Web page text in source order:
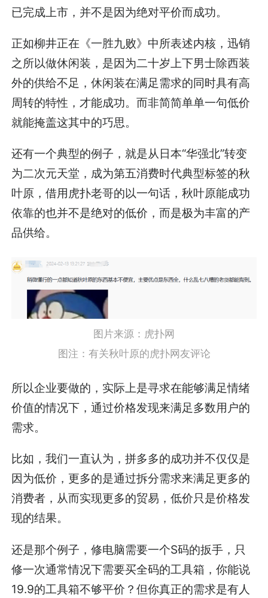
已完成上市，并不是因为绝对平价而成功。
正如柳井正在 《一胜九败》 中所表述内核，迅销
之所以做休闲装，是因为二十岁上下男士除西装
外的供给不足，休闲装在满足需求的同时具有高
周转的特性，才能成功。而非简简单单一句低价
就能掩盖这其中的巧思。
还有一个典型的例子，就是从日本“华强北”转变
为二次元天堂，成为第五消费时代典型标签的秋
叶原，借用虎扑老哥的以一句话，秋叶原能成功
依靠的也并不是绝对的低价，而是极为丰富的产
品供给。
图片来源：虎扑网
图注：有关秋叶原的虎扑网友评论
所以企业要做的，实际上是寻求在能够满足情绪
价值的情况下，通过价格发现来满足多数用户的
需求。
比如，我们一直认为，拼多多的成功并不仅仅是
因为低价，更多的是通过拆分需求来满足更多的
消费者，从而实现更多的贸易，低价只是价格发
现的结果。
还是那个例子，修电脑需要一个S码的扳手，只
修一次通常情况下需要买全码的工具箱，你能说
19.9的工具箱不够平价？但你真正的需求是有人